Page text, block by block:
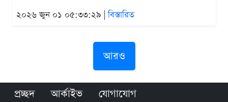
২০২৬ জুন ০১ ০৫:৩৩:২৯ |বিস্তারিত
আরও
প্রচ্ছদ আর্কাইভ যোগাযোগ